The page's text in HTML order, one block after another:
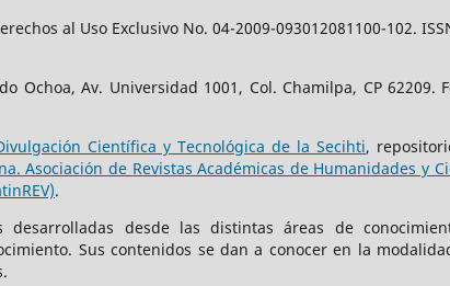
al Uso Exclusivo No. 04-2009-093012081100-102.
Ochoa, Av. Universidad 1001, Col. Chamilpa, CP
Científica y Tecnológica de la Secihti,
Asociación de Revistas Académicas de Humanidades y
.
desarrolladas desde las distintas áreas de
Sus contenidos se dan a conocer en la